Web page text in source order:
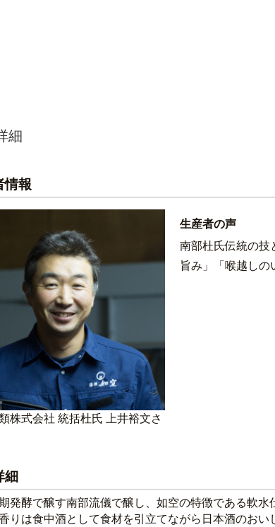
細
情報
株式会社 統括杜氏 上井裕文さ
生産者の声
南部杜氏伝統の技
旨み」「喉越しの
細
発酵で醸す南部流儀で醸し、如空の特徴である軟
りは食中酒として食材を引立てながら日本酒のおい